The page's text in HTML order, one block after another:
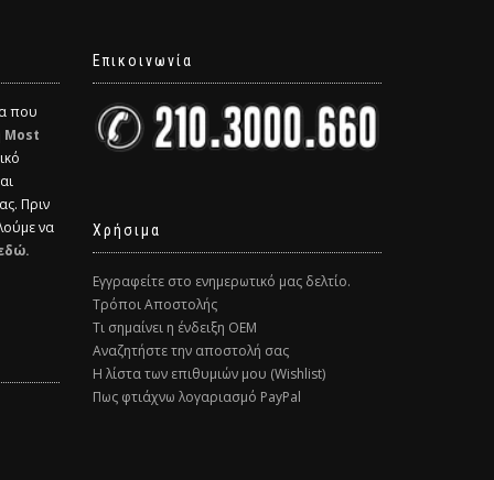
που
Most
Πριν
να
Επικοινωνία
Χρήσιμα
Εγγραφείτε στο ενημερωτικό μας δελτίο.
Τρόποι Αποστολής
Τι σημαίνει η ένδειξη ΟΕΜ
Αναζητήστε την αποστολή σας
Η λίστα των επιθυμιών μου (Wishlist)
Πως φτιάχνω λογαριασμό PayPal